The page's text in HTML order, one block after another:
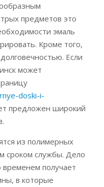
предметов это
эмаль
Кроме того,
Если
может
doski-i-
предложен широкий
из полимерных
сроком службы. Дело
временем получает
в которые